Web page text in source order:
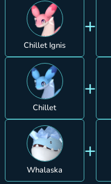
Chillet Ignis
+
Chillet
+
Whalaska
+